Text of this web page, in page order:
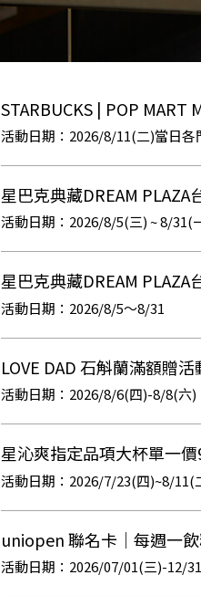
STARBUCKS | POP MART
2026/8/11(二)當日各
星巴克典藏DREAM
2026/8/5(三) ~ 8/31(
星巴克典藏DREAM
2026/8/5～8/31
LOVE DAD 石斛蘭滿額贈活
2026/8/6(四)-8/8(六)
星沁爽指定品項大杯單一
2026/7/23(四)~8/11(
uniopen 聯名卡｜每週一
2026/07/01(三)-12/